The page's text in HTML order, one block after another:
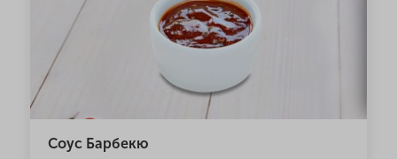
Соус Барбекю